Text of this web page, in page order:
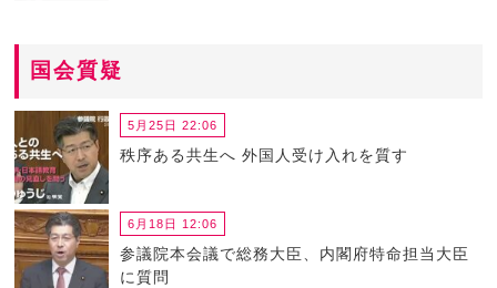
国会質疑
5月25日 22:06
秩序ある共生へ 外国人受け入れを質す
6月18日 12:06
参議院本会議で総務大臣、内閣府特命担当大臣
に質問